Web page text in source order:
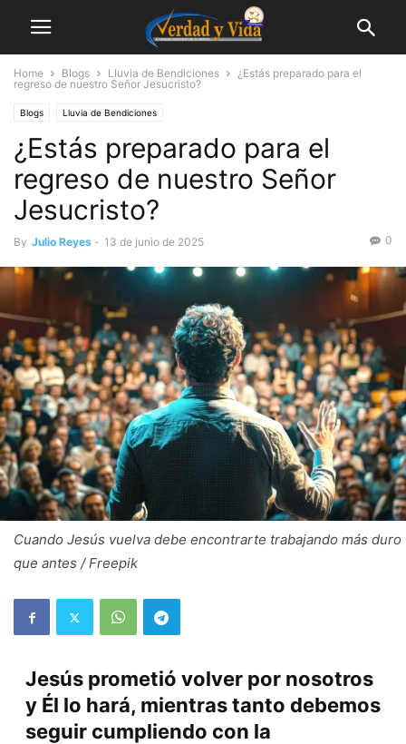
Home Blogs Lluvia de Bendiciones
¿Estás preparado para el
regreso de nuestro Señor Jesucristo?
Blogs Lluvia de Bendiciones
¿Estás preparado para el
regreso de nuestro Señor
Jesucristo?
By Julio Reyes - 13 de junio de 2025 0
Cuando Jesús vuelva debe encontrarte trabajando más duro
que antes / Freepik
Jesús prometió volver por nosotros
y Él lo hará, mientras tanto debemos
seguir cumpliendo con la